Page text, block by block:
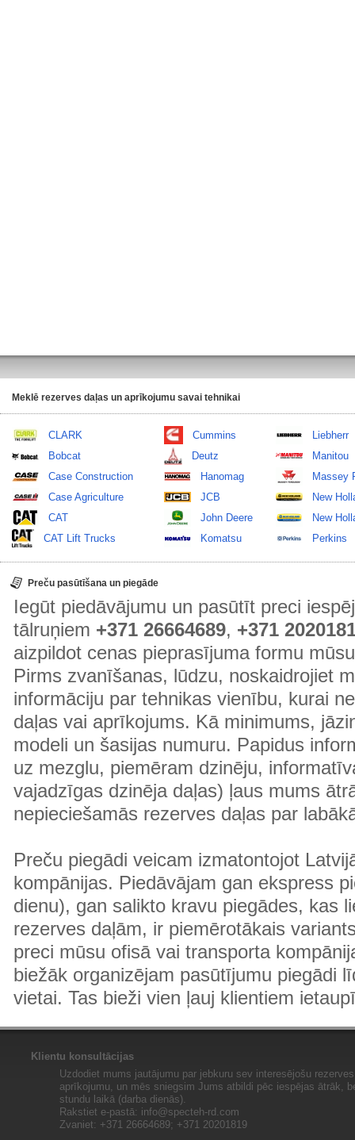
Meklē rezerves daļas un aprīkojumu savai tehnikai
CLARK
Bobcat
Case Construction
Case Agriculture
CAT
CAT Lift Trucks
Cummins
Deutz
Hanomag
JCB
John Deere
Komatsu
Liebherr
Manitou
Massey
New
New
Perkins
Preču pasūtīšana un piegāde
Iegūt piedāvājumu un pasūtīt preci
tālruņiem +371 26664689, +371
aizpildot cenas pieprasījuma formu
Pirms zvanīšanas, lūdzu, noskaidrojiet
informāciju par tehnikas vienību, kurai
daļas vai aprīkojums. Kā minimums,
modeli un šasijas numuru. Papidus
uz mezglu, piemēram dzinēju,
vajadzīgas dzinēja daļas) ļaus mums
nepieciešamās rezerves daļas par
Preču piegādi veicam izmatontojot
kompānijas. Piedāvājam gan ekspress
dienu), gan salikto kravu piegādes, kas
rezerves daļām, ir piemērotākais
preci mūsu ofisā vai transporta
biežāk organizējam pasūtījumu piegādi
vietai. Tas bieži vien ļauj klientiem
Klientu konsultācijas
Uzdodiet mums jautājumu par jebkuru sev interesējošu
aprīkojumu, un mēs sniegsim Jums atbildi pēc iespējas ātrāk,
stundu laikā (darba dienās).
Rakstiet e-pastā: info@specteh-rd.com
Zvaniet: +371 26664689; +371 20201819